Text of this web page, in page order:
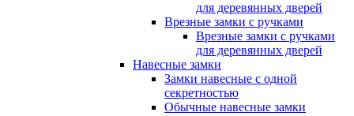
для деревянных дверей
Врезные замки с ручками
Врезные замки с ручками
для деревянных дверей
Навесные замки
Замки навесные с одной
секретностью
Обычные навесные замки